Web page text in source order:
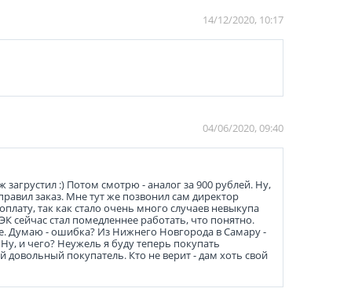
14/12/2020, 10:17
04/06/2020, 09:40
:) Потом смотрю - аналог за 900 рублей. Ну,
заказ. Мне тут же позвонил сам директор
так как стало очень много случаев невыкупа
сейчас стал помедленнее работать, что понятно.
Думаю - ошибка? Из Нижнего Новгорода в Самару -
и чего? Неужель я буду теперь покупать
покупатель. Кто не верит - дам хоть свой